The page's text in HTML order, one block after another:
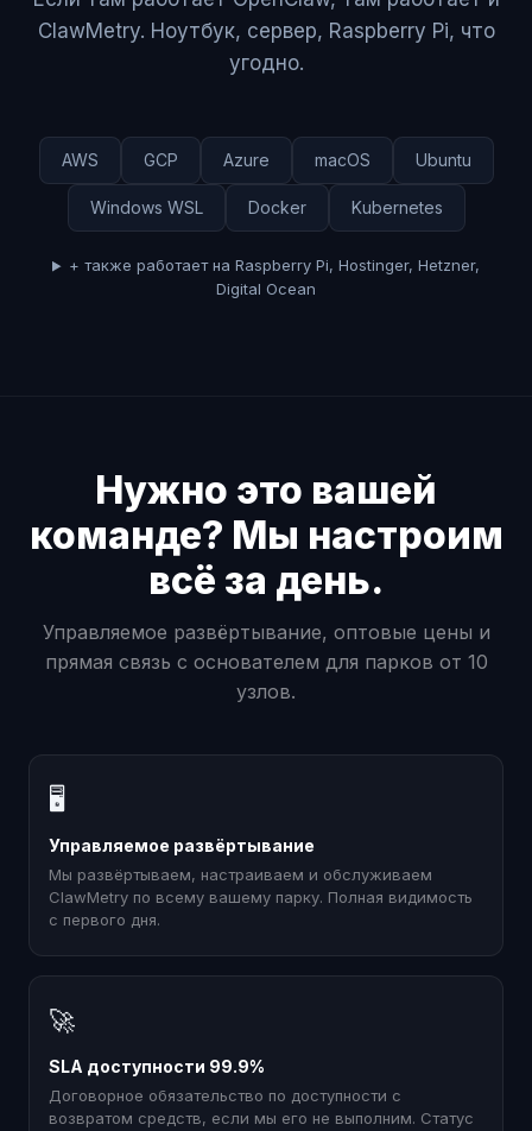
ClawMetry. Ноутбук, сервер, Raspberry Pi, что
угодно.
AWS GCP Azure macOS Ubuntu
Windows WSL Docker Kubernetes
+ также работает на Raspberry Pi, Hostinger, Hetzner,
Digital Ocean
Нужно это вашей
команде? Мы настроим
всё за день.
Управляемое развёртывание, оптовые цены и
прямая связь с основателем для парков от 10
узлов.
🖥
Управляемое развёртывание
Мы развёртываем, настраиваем и обслуживаем
ClawMetry по всему вашему парку. Полная видимость
с первого дня.
🚀
SLA доступности 99.9%
Договорное обязательство по доступности с
возвратом средств, если мы его не выполним. Статус